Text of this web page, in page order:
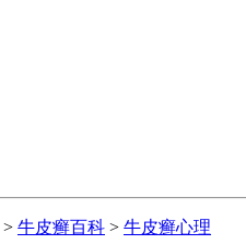
> 牛皮癣百科 > 牛皮癣心理